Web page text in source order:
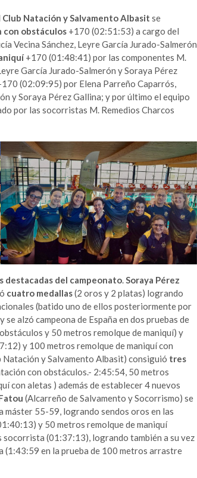
Club Natación y Salvamento Albasit se
con obstáculos +170 (02:51:53) a cargo del
Vecina Sánchez, Leyre García Jurado-Salmerón
+170 (01:48:41) por las componentes M.
García Jurado-Salmerón y Soraya Pérez
(02:09:95) por Elena Parreño Caparrós,
y Soraya Pérez Gallina; y por último el equipo
por las socorristas M. Remedios Charcos
destacadas del campeonato.Soraya Pérez
cuatro medallas(2 oros y 2 platas) logrando
(batido uno de ellos posteriormente por
alzó campeona de España en dos pruebas de
y 50 metros remolque de maniquí) y
y 100 metros remolque de maniquí con
Natación y Salvamento Albasit) consiguió tres
con obstáculos.- 2:45:54, 50 metros
con aletas ) además de establecer 4 nuevos
(Alcarreño de Salvamento y Socorrismo) se
máster 55-59, logrando sendos oros en las
y 50 metros remolque de maniquí
(01:37:13), logrando también a su vez
(1:43:59 en la prueba de 100 metros arrastre